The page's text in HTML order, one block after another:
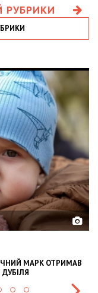
РУБРИКИ
МАРК ОТРИМАВ